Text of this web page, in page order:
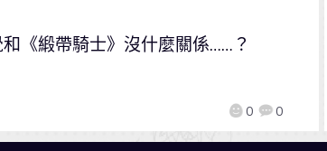
0 0
《緞帶騎士》沒什麼關係……？